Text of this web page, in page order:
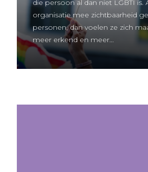
die persoon al dan niet LGBTI is.
organisatie mee zichtbaarheid
personen, dan voelen ze zich
meer erkend en meer...